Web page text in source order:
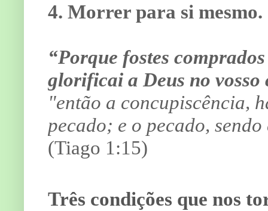
4. Morrer para si mesmo.
“Porque fostes
glorificai a Deus no
"então a concupiscência,
pecado; e o pecado,
(Tiago 1:15)
Três condições que nos